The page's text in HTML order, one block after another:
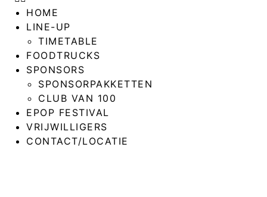
HOME
LINE-UP
TIMETABLE
FOODTRUCKS
SPONSORS
SPONSORPAKKETTEN
CLUB VAN 100
EPOP FESTIVAL
VRIJWILLIGERS
CONTACT/LOCATIE